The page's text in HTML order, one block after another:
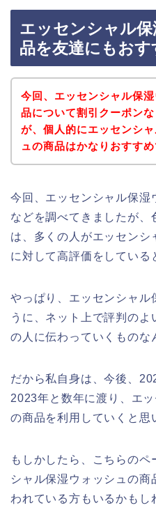
エッセンシャル
品を友達にもお
今回、エッセンシャル保
品について割引クーポン
が、個人的にエッセンシ
ュの商品はかなりおすすめ
今回、エッセンシャル保湿
などを調べてきましたが、
は、多くの人がエッセンシ
に対して高評価をしている
やっぱり、エッセンシャル
うに、ネット上で評判のよ
の人に伝わっていくものな
だから私自身は、今後、
2023年と数年に渡り、エ
の商品を利用していくと思
もしかしたら、こちらの
シャル保湿ウォッシュの商
われている方もいるかもし